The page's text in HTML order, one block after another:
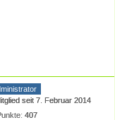
seit 7. Februar 2014
407